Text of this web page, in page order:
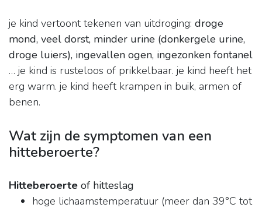
je kind vertoont tekenen van uitdroging: droge
mond, veel dorst, minder urine (donkergele urine,
droge luiers), ingevallen ogen, ingezonken fontanel
… je kind is rusteloos of prikkelbaar. je kind heeft het
erg warm. je kind heeft krampen in buik, armen of
benen.
Wat zijn de symptomen van een
hitteberoerte?
Hitteberoerte of hitteslag
hoge lichaamstemperatuur (meer dan 39°C tot